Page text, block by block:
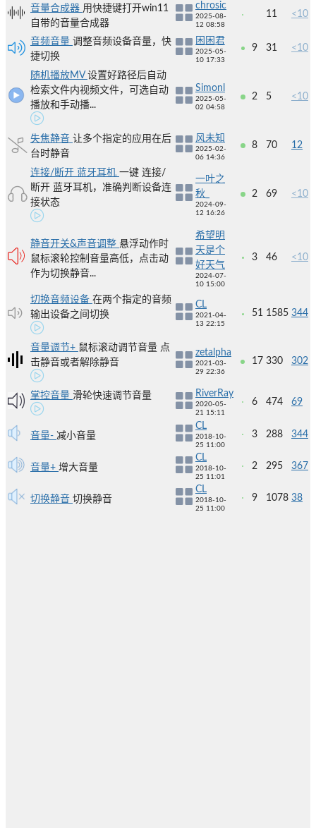
音量合成器 用快捷键打开win11
自带的音量合成器
chrosic
2025-08-
12 08:58
11 <10
音频音量 调整音频设备音量，快
捷切换
困困君
2025-05-
10 17:33
9 31 <10
随机播放MV 设置好路径后自动
检索文件内视频文件，可选自动
播放和手动播...
Simonl
2025-05-
02 04:58
2 5 <10
失焦静音 让多个指定的应用在后
台时静音
风未知
2025-02-
06 14:36
8 70 12
连接/断开 蓝牙耳机 一键 连接/
断开 蓝牙耳机，准确判断设备连
接状态
一叶之
秋_
2024-09-
12 16:26
2 69 <10
静音开关&声音调整 悬浮动作时
鼠标滚轮控制音量高低，点击动
作为切换静音...
希望明
天是个
好天气
2024-07-
10 15:00
3 46 <10
切换音频设备 在两个指定的音频
输出设备之间切换
CL
2021-04-
13 22:15
51 1585 344
音量调节+ 鼠标滚动调节音量 点
击静音或者解除静音
zetalpha
2021-03-
29 22:36
17 330 302
掌控音量 滑轮快速调节音量 RiverRay
2020-05-
21 15:11
6 474 69
音量- 减小音量
CL
2018-10-
25 11:00
3 288 344
音量+ 增大音量
CL
2018-10-
25 11:01
2 295 367
切换静音 切换静音
CL
2018-10-
25 11:00
9 1078 38